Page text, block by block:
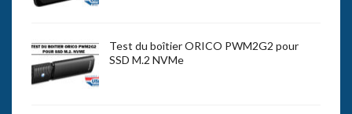
Test du boîtier ORICO PWM2G2 pour
SSD M.2 NVMe